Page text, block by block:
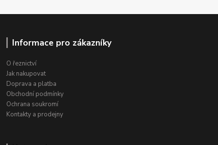
Informace pro zákazníky
O řeznictví
Jak nakupovat
Doprava a platba
Obchodní podmínky
Ochrana soukromí
Kontakty a prodejny